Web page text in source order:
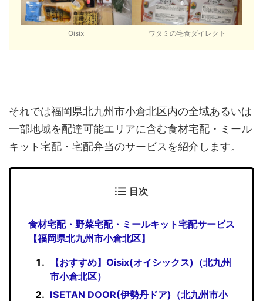
Oisix ワタミの宅食ダイレクト
それでは福岡県北九州市小倉北区内の全域あるいは
一部地域を配達可能エリアに含む食材宅配・ミール
キット宅配・宅配弁当のサービスを紹介します。
目次
食材宅配・野菜宅配・ミールキット宅配サービス
【福岡県北九州市小倉北区】
【おすすめ】Oisix(オイシックス)（北九州
市小倉北区）
ISETAN DOOR(伊勢丹ドア)（北九州市小